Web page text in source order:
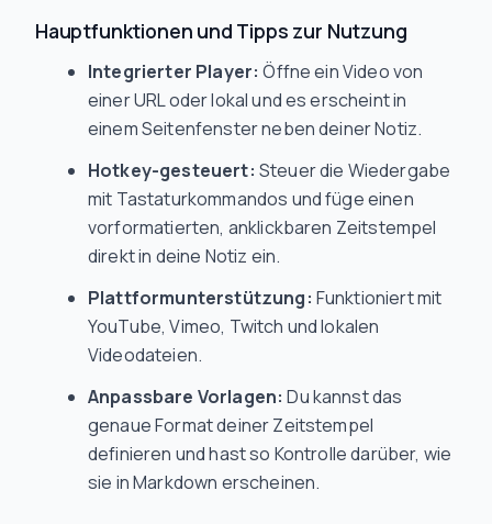
Hauptfunktionen und Tipps zur Nutzung
Integrierter Player: Öffne ein Video von
einer URL oder lokal und es erscheint in
einem Seitenfenster neben deiner Notiz.
Hotkey-gesteuert: Steuer die Wiedergabe
mit Tastaturkommandos und füge einen
vorformatierten, anklickbaren Zeitstempel
direkt in deine Notiz ein.
Plattformunterstützung: Funktioniert mit
YouTube, Vimeo, Twitch und lokalen
Videodateien.
Anpassbare Vorlagen: Du kannst das
genaue Format deiner Zeitstempel
definieren und hast so Kontrolle darüber, wie
sie in Markdown erscheinen.